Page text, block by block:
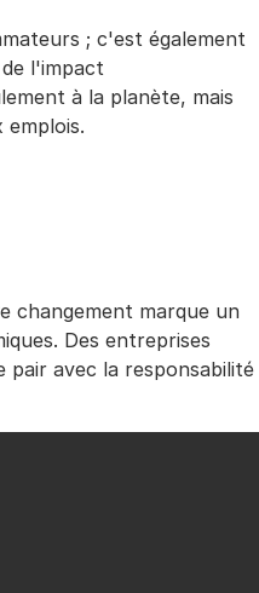
; c'est également
l'impact
à la planète, mais
changement marque un
Des entreprises
avec la responsabilité